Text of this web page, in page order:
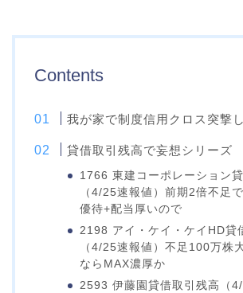
Contents
我が家で制度信用クロス突撃
貸借取引残高で妄想シリーズ
1766 東建コーポレーション
（4/25速報値）前期2倍不足
優待+配当厚いので
2198 アイ・ケイ・ケイHD貸
（4/25速報値）不足100万株
ならMAX濃厚か
2593 伊藤園貸借取引残高（